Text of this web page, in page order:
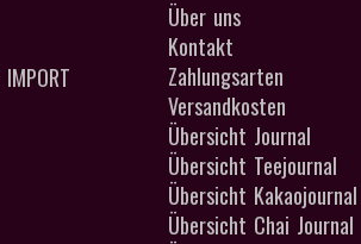
Über uns
Kontakt
Zahlungsarten
Versandkosten
Übersicht Journal
Übersicht Teejournal
Übersicht Kakaojournal
Übersicht Chai Journal